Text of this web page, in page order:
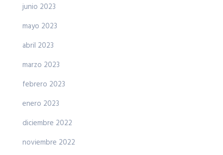
junio 2023
mayo 2023
abril 2023
marzo 2023
febrero 2023
enero 2023
diciembre 2022
noviembre 2022